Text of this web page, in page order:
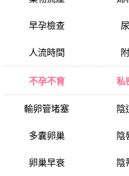
早孕檢查
人流時間
不孕不育
輸卵管堵塞
多囊卵巢
卵巢早衰
私
陰
陰
陰